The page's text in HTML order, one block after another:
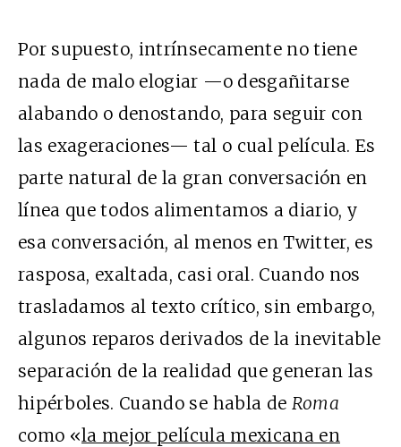
Por supuesto, intrínsecamente no tiene
nada de malo elogiar —o desgañitarse
alabando o denostando, para seguir con
las exageraciones— tal o cual película. Es
parte natural de la gran conversación en
línea que todos alimentamos a diario, y
esa conversación, al menos en Twitter, es
rasposa, exaltada, casi oral. Cuando nos
trasladamos al texto crítico, sin embargo,
algunos reparos derivados de la inevitable
separación de la realidad que generan las
hipérboles. Cuando se habla de Roma
como «la mejor película mexicana en